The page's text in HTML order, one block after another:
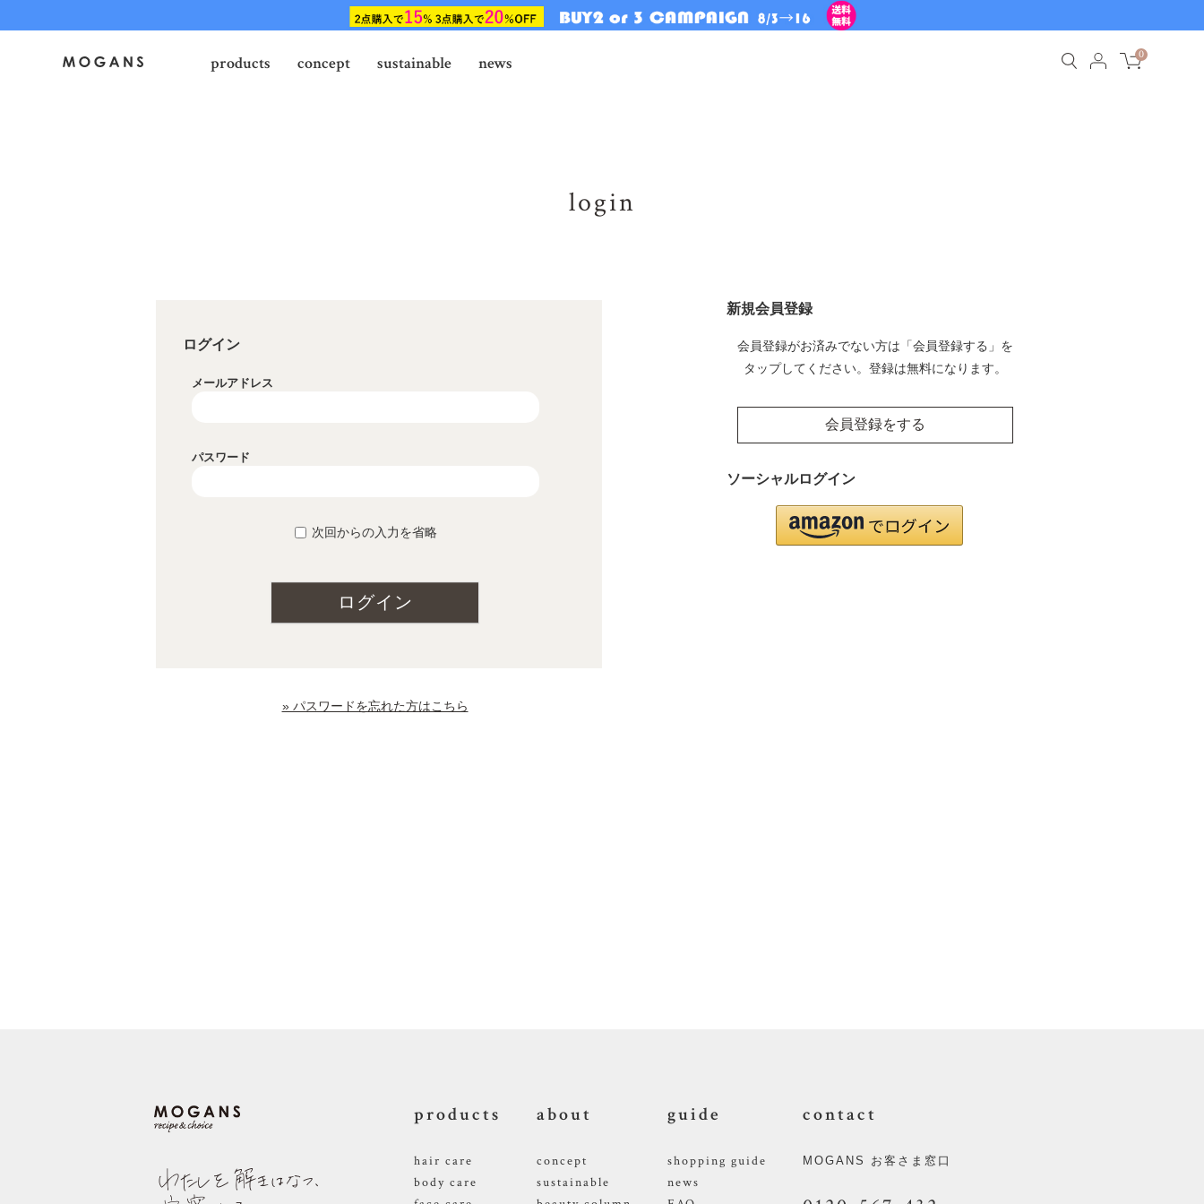
products concept sustainable news 0
login
ログイン
メールアドレス
パスワード
次回からの入力を省略
ログイン
» パスワードを忘れた方はこちら
新規会員登録
会員登録がお済みでない方は「会員登録する」を
タップしてください。登録は無料になります。
会員登録をする
ソーシャルログイン
products
hair care
body care
about
concept
sustainable
guide
shopping guide
news
contact
MOGANS お客さま窓口